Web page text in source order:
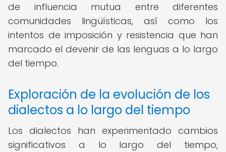
de influencia mutua entre diferentes
comunidades lingüísticas, así como los
intentos de imposición y resistencia que han
marcado el devenir de las lenguas a lo largo
del tiempo.
Exploración de la evolución de los
dialectos a lo largo del tiempo
Los dialectos han experimentado cambios
significativos a lo largo del tiempo,